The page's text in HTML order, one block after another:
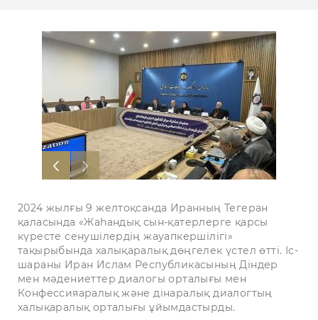
2024 жылғы 9 желтоқсанда Иранның Тегеран
қаласында «Жаһандық сын-қатерлерге қарсы
күресте сенушілердің жауапкершілігі»
тақырыбында халықаралық дөңгелек үстел өтті. Іс-
шараны Иран Ислам Республикасының Діндер
мен мәдениеттер диалогы орталығы мен
Конфессияаралық және дінаралық диалогтың
халықаралық орталығы ұйымдастырды.